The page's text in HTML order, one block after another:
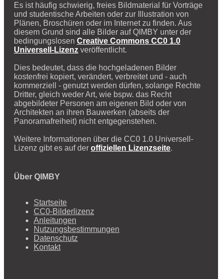
Es ist häufig schwierig, freies Bildmaterial für Vorträge
und studentische Arbeiten oder zur Illustration von
Plänen, Broschüren oder im Internet zu finden. Aus
diesem Grund sind alle Bilder auf QIMBY unter der
bedingungslosen Creative Commons CC0 1.0
Universell-Lizenz veröffentlicht.
Dies bedeutet, dass die hochgeladenen Bilder
kostenfrei kopiert, verändert, verbreitet und - auch
kommerziell - genutzt werden dürfen, solange Rechte
Dritter, gleich weder Art, wie bspw. das Recht
abgebildeter Personen am eigenen Bild oder von
Architekten an ihren Bauwerken (abseits der
Panoramafreiheit) nicht entgegenstehen.
Weitere Informationen über die CC0 1.0 Universell-
Lizenz gibt es auf der offiziellen Lizenzseite.
Über QIMBY
Startseite
CC0-Bilderlizenz
Anleitungen
Nutzungsbestimmungen
Datenschutz
Kontakt